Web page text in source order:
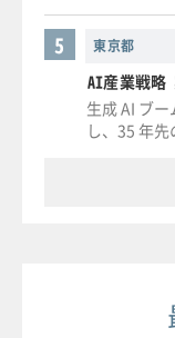
東京都
5
AI産業戦略
生成 AI ブ
し、35 年先